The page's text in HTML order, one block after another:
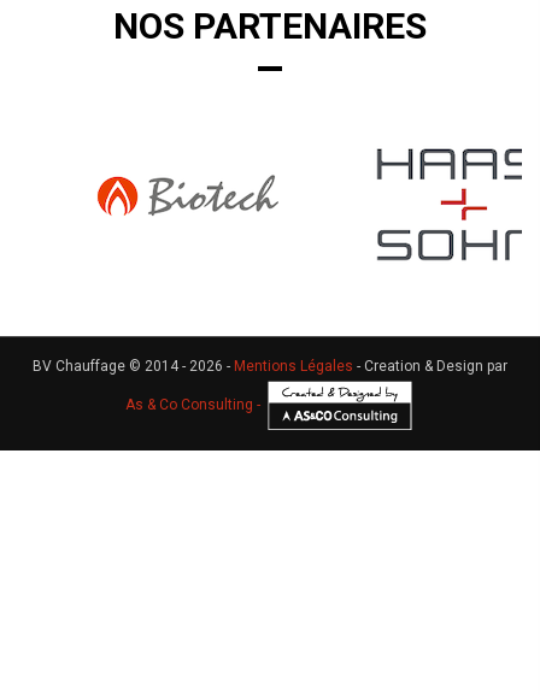
NOS PARTENAIRES
BV Chauffage © 2014 - 2026 - Mentions Légales - Creation & Design par
As & Co Consulting -